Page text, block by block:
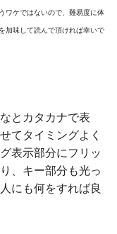
ワケではないので、難易度に体
加味して読んで頂ければ幸いで
とカタカナで表
てタイミングよく
表示部分にフリッ
、キー部分も光っ
にも何をすれば良